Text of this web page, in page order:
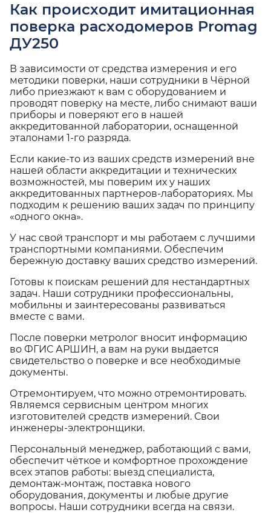
Как происходит имитационная
поверка расходомеров Promag
ДУ250
В зависимости от средства измерения и его
методики поверки, наши сотрудники в Чёрной
либо приезжают к вам с оборудованием и
проводят поверку на месте, либо снимают ваши
приборы и поверяют его в нашей
аккредитованной лаборатории, оснащенной
эталонами 1-го разряда.
Если какие-то из ваших средств измерений вне
нашей области аккредитации и технических
возможностей, мы поверим их у наших
аккредитованных партнеров-лабораториях. Мы
подходим к решению ваших задач по принципу
«одного окна».
У нас свой транспорт и мы работаем с лучшими
транспортными компаниями. Обеспечим
бережную доставку ваших средство измерений.
Готовы к поискам решений для нестандартных
задач. Наши сотрудники профессиональны,
мобильны и заинтересованы развиваться
вместе с вами.
После поверки метролог вносит информацию
во ФГИС АРШИН, а вам на руки выдается
свидетельство о поверке и все необходимые
документы.
Отремонтируем, что можно отремонтировать.
Являемся сервисным центром многих
изготовителей средств измерений. Свои
инженеры-электронщики.
Персональный менеджер, работающий с вами,
обеспечит чёткое и комфортное прохождение
всех этапов работы: выезд специалиста,
демонтаж-монтаж, поставка нового
оборудования, документы и любые другие
вопросы. Наши сотрудники всегда на связи.